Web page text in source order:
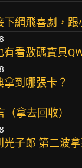
網飛喜劇，跟
看數碼寶貝
到哪張卡？
拿去回收）
光子郎 第二波